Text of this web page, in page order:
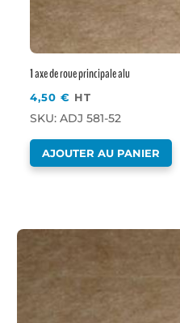
1 axe de roue principale alu
4,50€ HT
SKU: ADJ 581-52
AJOUTER AU PANIER